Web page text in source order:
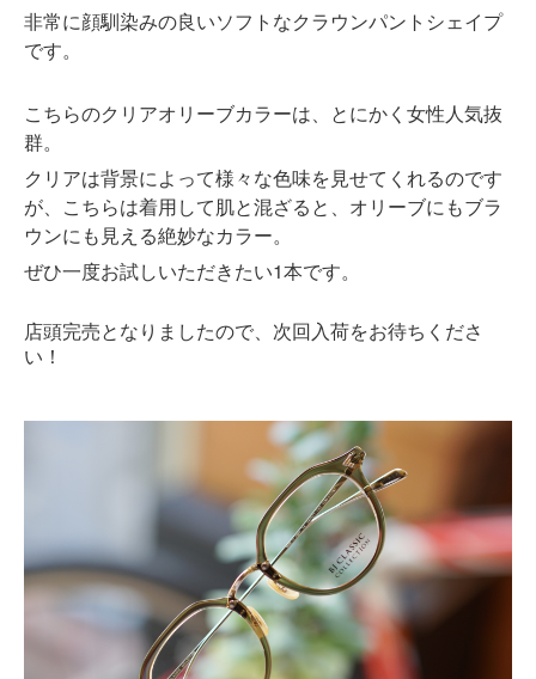
非常に顔馴染みの良いソフトなクラウンパントシェイプ
です。
こちらのクリアオリーブカラーは、とにかく女性人気抜
群。
クリアは背景によって様々な色味を見せてくれるのです
が、こちらは着用して肌と混ざると、オリーブにもブラ
ウンにも見える絶妙なカラー。
ぜひ一度お試しいただきたい1本です。
店頭完売となりましたので、次回入荷をお待ちくださ
い！